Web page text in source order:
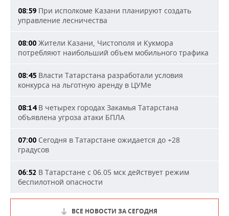
08:59 При исполкоме Казани планируют создать
управление лесничества
08:00 Жители Казани, Чистополя и Кукмора
потребляют наибольший объем мобильного трафика
08:45 Власти Татарстана разработали условия
конкурса на льготную аренду в ЦУМе
08:14В четырех городах Закамья Татарстана
объявлена угроза атаки БПЛА
07:00 Сегодня в Татарстане ожидается до +28
градусов
06:52 В Татарстане с 06.05 мск действует режим
беспилотной опасности
ВСЕ НОВОСТИ ЗА СЕГОДНЯ